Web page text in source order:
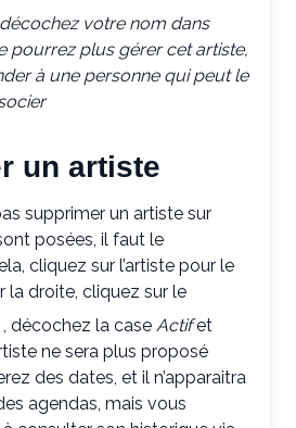
votre nom dans
pourrez plus gérer cet artiste,
à une personne qui peut le
un artiste
supprimer un artiste sur
posées, il faut le
cliquez sur l’artiste pour le
la droite, cliquez sur le
, décochez la case Actifet
ne sera plus proposé
des dates, et il n’apparaitra
agendas, mais vous